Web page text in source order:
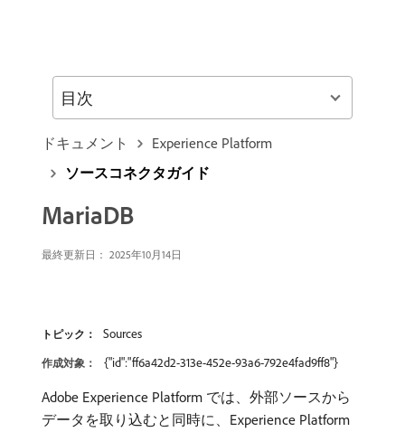
ドキュメント
Experience Platform
ソースコネクタガイド
MariaDB
最終更新日： 2025年10月14日
トピック： Sources
作成対象： {"id":"ff6a42d2-313e-452e-93a6-792e4fad9ff8"}
Adobe Experience Platform では、外部ソースから
データを取り込むと同時に、Experience Platform
目次